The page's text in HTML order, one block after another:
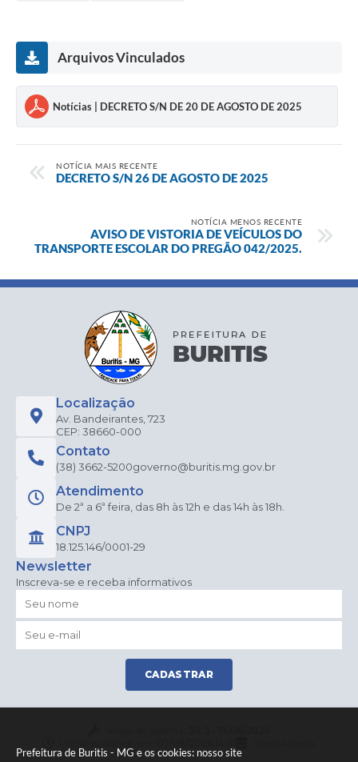
Prefeitura de Buritis - MG e os cookies: nosso site
Arquivos Vinculados
Notícias | DECRETO S/N DE 20 DE AGOSTO DE 2025
NOTÍCIA MAIS RECENTE
DECRETO S/N 26 DE AGOSTO DE 2025
NOTÍCIA MENOS RECENTE
AVISO DE VISTORIA DE VEÍCULOS DO
TRANSPORTE ESCOLAR DO PREGÃO 042/2025.
Localização
Av. Bandeirantes, 723
CEP: 38660-000
Contato
(38) 3662-5200governo@buritis.mg.gov.br
Atendimento
De 2ª a 6ª feira, das 8h às 12h e das 14h às 18h.
CNPJ
18.125.146/0001-29
Newsletter
Inscreva-se e receba informativos
CADASTRAR